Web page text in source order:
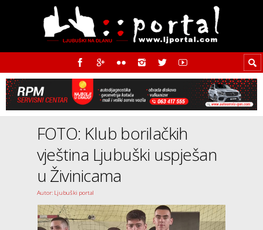
FOTO: Klub borilačkih
vještina Ljubuški uspješan
u Živinicama
Autor: Ljubuški portal